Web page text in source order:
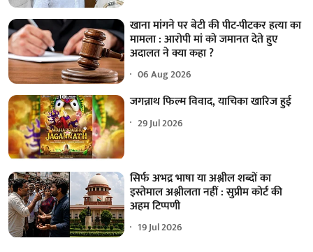
खाना मांगने पर बेटी की पीट-पीटकर हत्या का
मामला : आरोपी मां को जमानत देते हुए
अदालत ने क्या कहा ?
06 Aug 2026
जगन्नाथ फिल्म विवाद, याचिका खारिज हुई
29 Jul 2026
सिर्फ अभद्र भाषा या अश्लील शब्दों का
इस्तेमाल अश्लीलता नहीं : सुप्रीम कोर्ट की
अहम टिप्पणी
19 Jul 2026